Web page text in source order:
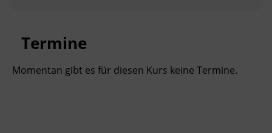
Dieser Workshop vermittelt praxisnahes
Wissen zur sicheren Nutzung digitaler
Verwaltungsdienste und befähigt Sie, Online-
Termine
Momentan gibt es für diesen Kurs keine Termine.